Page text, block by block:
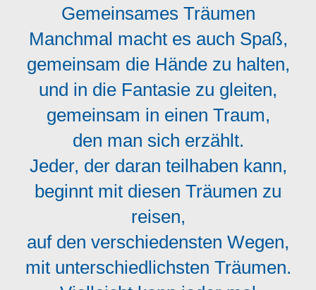
Gemeinsames Träumen
Manchmal macht es auch Spaß,
gemeinsam die Hände zu halten,
und in die Fantasie zu gleiten,
gemeinsam in einen Traum,
den man sich erzählt.
Jeder, der daran teilhaben kann,
beginnt mit diesen Träumen zu
reisen,
auf den verschiedensten Wegen,
mit unterschiedlichsten Träumen.